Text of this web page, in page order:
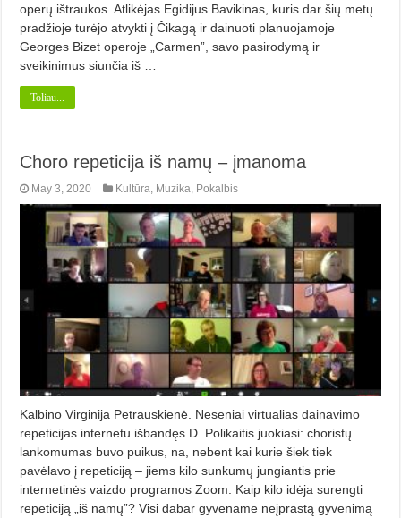
operų ištraukos. Atlikėjas Egidijus Bavikinas, kuris dar šių metų
pradžioje turėjo atvykti į Čikagą ir dainuoti planuojamoje
Georges Bizet operoje „Carmen”, savo pasirodymą ir
sveikinimus siunčia iš …
Toliau...
Choro repeticija iš namų – įmanoma
May 3, 2020 Kultūra, Muzika, Pokalbis
Kalbino Virginija Petrauskienė. Neseniai virtualias dainavimo
repeticijas internetu išbandęs D. Polikaitis juokiasi: choristų
lankomumas buvo puikus, na, nebent kai kurie šiek tiek
pavėlavo į repeticiją – jiems kilo sunkumų jungiantis prie
internetinės vaizdo programos Zoom. Kaip kilo idėja surengti
repeticiją „iš namų”? Visi dabar gyvename neįprastą gyvenimą